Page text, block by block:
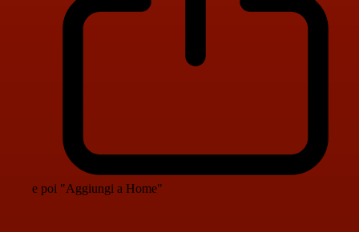
e poi "Aggiungi a Home"